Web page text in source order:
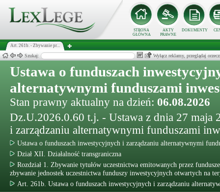
STRONA
GŁÓWNA
AKTY
PRAWNE
DOKUMENTY
Art. 261b. - Zbywanie pr...
Szukaj: Wyłącz reklamy, przeglądaj
Ustawa o funduszach
alternatywnymi funduszami
Stan prawny aktualny na dzień: 06.08.2026
Dz.U.2026.0.60 t.j. - Ustawa z dnia 27 maja
i zarządzaniu alternatywnymi funduszami
Ustawa o funduszach inwestycyjnych i zarządzaniu alternatywnymi
Dział XII. Działalność transgraniczna
Rozdział 1. Zbywanie tytułów uczestnictwa emitowanych przez
zbywanie jednostek uczestnictwa funduszy inwestycyjnych otwartych na
Art. 261b. Ustawa o funduszach inwestycyjnych i zarządzaniu